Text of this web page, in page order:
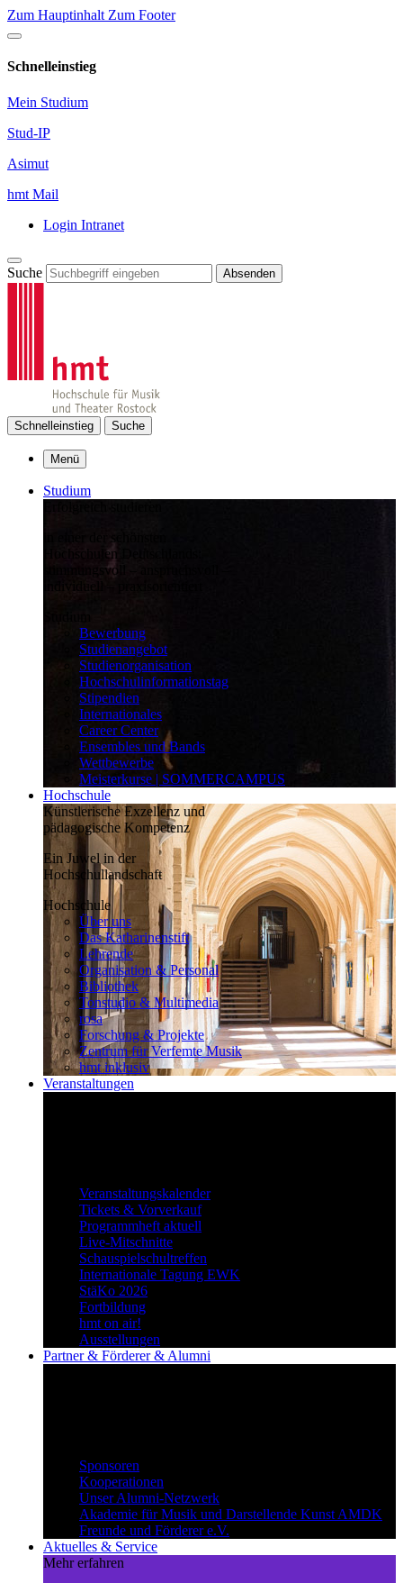
Zum Hauptinhalt Zum Footer
Schnelleinstieg
Mein Studium
Stud-IP
Asimut
hmt Mail
Login Intranet
Suche Absenden
Schnelleinstieg Suche
Menü
Studium
in einer der schönsten
Hochschulen Deutschlands:
stimmungsvoll – anspruchsvoll –
individuell – praxisorientiert
Bewerbung
Studienangebot
Studienorganisation
Hochschulinformationstag
Stipendien
Internationales
Career Center
Ensembles und Bands
Wettbewerbe
Meisterkurse | SOMMERCAMPUS
Hochschule
Künstlerische Exzellenz und
pädagogische Kompetenz
Ein Juwel in der
Hochschullandschaft
Hochschule
Über uns
Das Katharinenstift
Lehrende
Organisation & Personal
Bibliothek
Tonstudio & Multimedia
rosa
Forschung & Projekte
Zentrum für Verfemte Musik
hmt inklusiv
Veranstaltungen
Veranstaltungskalender
Tickets & Vorverkauf
Programmheft aktuell
Live-Mitschnitte
Schauspielschultreffen
Internationale Tagung EWK
StäKo 2026
Fortbildung
hmt on air!
Ausstellungen
Partner & Förderer & Alumni
Sponsoren
Kooperationen
Unser Alumni-Netzwerk
Akademie für Musik und Darstellende Kunst AMDK
Freunde und Förderer e.V.
Aktuelles & Service
Mehr erfahren